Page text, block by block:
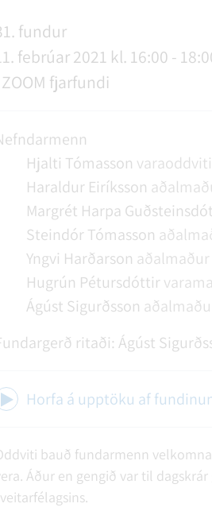
YTRA
fundur
febrúar 2021 kl. 16:00 -
fjarfundi
Hjalti Tómasson varaoddviti
Haraldur Eiríksson
Margrét Harpa
Steindór Tómasson
Yngvi Harðarson aðalmaður
Hugrún Pétursdóttir
Ágúst Sigurðsson
ritaði: Ágúst
Horfa á upptöku af
bauð fundarmenn
Áður en gengið var til